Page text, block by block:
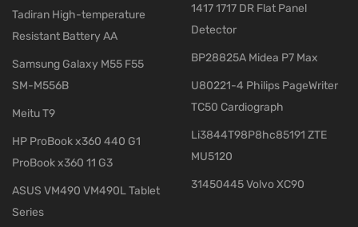
Tadiran High-temperature
Resistant Battery AA
Samsung Galaxy M55 F55
SM-M556B
Meitu T9
HP ProBook x360 440 G1
ProBook x360 11 G3
ASUS VM490 VM490L Tablet
Series
1417 1717 DR Flat Panel
Detector
BP28825A Midea P7 Max
U80221-4 Philips PageWriter
TC50 Cardiograph
Li3844T98P8hc85191 ZTE
MU5120
31450445 Volvo XC90